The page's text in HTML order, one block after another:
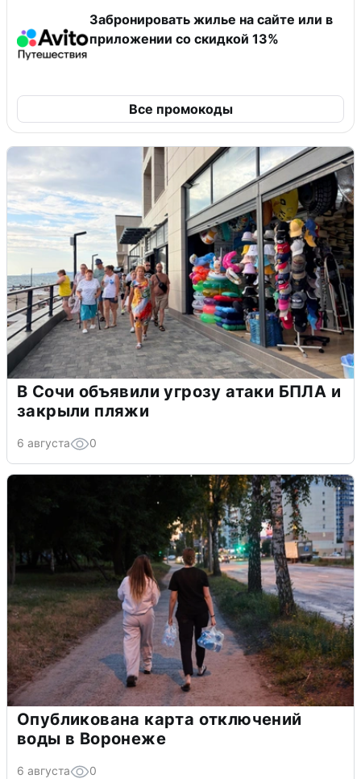
Забронировать жилье на сайте или в
приложении со скидкой 13%
Все промокоды
В Сочи объявили угрозу атаки БПЛА и
закрыли пляжи
6 августа 0
Опубликована карта отключений
воды в Воронеже
6 августа 0